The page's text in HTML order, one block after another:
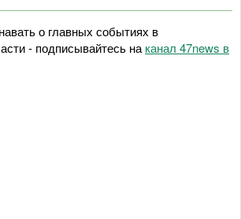
о главных событиях в
- подписывайтесь на канал 47news в